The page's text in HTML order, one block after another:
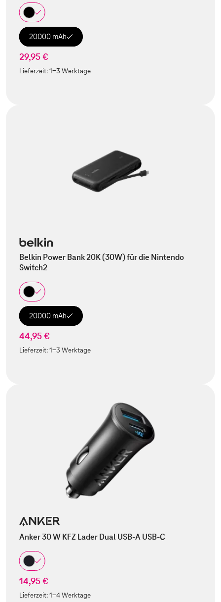
20000 mAh
29,95 €
Lieferzeit:1-3 Werktage
Belkin Power Bank 20K (30W) für die Nintendo
Switch2
20000 mAh
44,95 €
Lieferzeit:1-3 Werktage
Anker 30 W KFZ Lader Dual USB-A USB-C
14,95 €
Lieferzeit:1-4 Werktage